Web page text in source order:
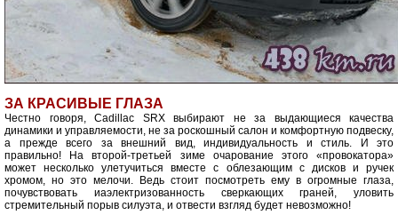
ЗА КРАСИВЫЕ ГЛАЗА
Честно говоря, Cadillac SRX выбирают не за выдающиеся качества
динамики и управляемости, не за роскошный салон и комфортную подвеску,
а прежде всего за внешний вид, индивидуальность и стиль. И это
правильно! На второй-третьей зиме очарование этого «провокатора»
может несколько улетучиться вместе с облезающим с дисков и ручек
хромом, но это мелочи. Ведь стоит посмотреть ему в огромные глаза,
почувствовать иаэлектризованность сверкающих граней, уловить
стремительный порыв силуэта, и отвести взгляд будет невозможно!